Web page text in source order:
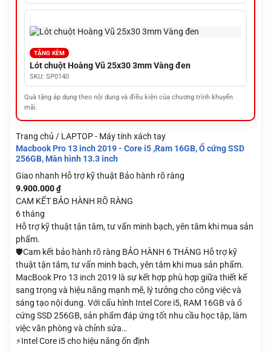
TẶNG KÈM
Lót chuột Hoàng Vũ 25x30 3mm Vàng đen
SKU: SP0140
Quà tặng áp dụng theo nội dung và điều kiện của chương trình khuyến
mãi.
Trang chủ / LAPTOP - Máy tính xách tay
Macbook Pro 13 inch 2019 - Core i5 ,Ram 16GB, Ổ cứng SSD
256GB, Màn hình 13.3 inch
Giao nhanh Hỗ trợ kỹ thuật Bảo hành rõ ràng
9.900.000 ₫
CAM KẾT BẢO HÀNH RÕ RÀNG
6 tháng
Hỗ trợ kỹ thuật tận tâm, tư vấn minh bạch, yên tâm khi mua sản
phẩm.
🛡️Cam kết bảo hành rõ ràng BẢO HÀNH 6 THÁNG Hỗ trợ kỹ
thuật tận tâm, tư vấn minh bạch, yên tâm khi mua sản phẩm.
MacBook Pro 13 inch 2019 là sự kết hợp phù hợp giữa thiết kế
sang trọng và hiệu năng mạnh mẽ, lý tưởng cho công việc và
sáng tạo nội dung. Với cấu hình Intel Core i5, RAM 16GB và ổ
cứng SSD 256GB, sản phẩm đáp ứng tốt nhu cầu học tập, làm
việc văn phòng và chỉnh sửa…
⚡Intel Core i5 cho hiệu năng ổn định